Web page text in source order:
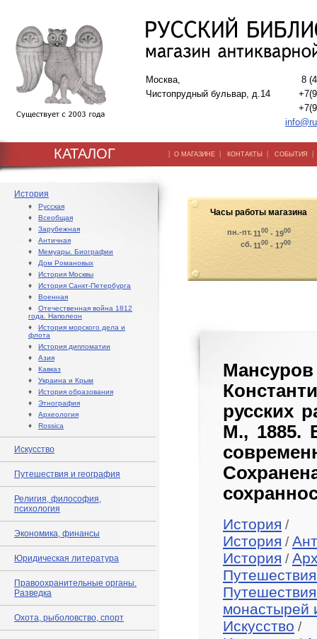
Москва,
Чистопрудный бульвар, д.14
8
КАТАЛОГ | О МАГАЗИНЕ | КОНТАКТЫ | СОБЫТИЯ
История
♦ Русская
♦ Всеобщая
♦ Зарубежная
♦ Античная
♦ Мемуары. Биографии
♦ Дом Романовых
♦ История Москвы
♦ История Санкт-Петербурга
♦ Военная
♦ Отечественная война 1812
года. Наполеон
♦ История морского дела и
флота
♦ История дипломатии
♦ Азия
♦ Кавказ
♦ Украина и Крым
♦ История образования
♦ Этнография
♦ Археология
♦ Rossica
Искусство
Путешествия и география
Религия, философия,
психология
Экономика, финансы
Юридическая литература
Правоохранительные органы.
Разведка
Охота, рыболовство, спорт
Часы работы магазина
пн.-пт.1100 - 1900
сб.1100 - 1700
русских
М., 1885.
История /
История /
История /
монастырей
Искусство /